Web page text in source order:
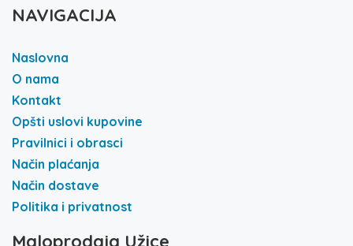
NAVIGACIJA
Naslovna
O nama
Kontakt
Opšti uslovi kupovine
Pravilnici i obrasci
Način plaćanja
Način dostave
Politika i privatnost
Maloprodaja Užice